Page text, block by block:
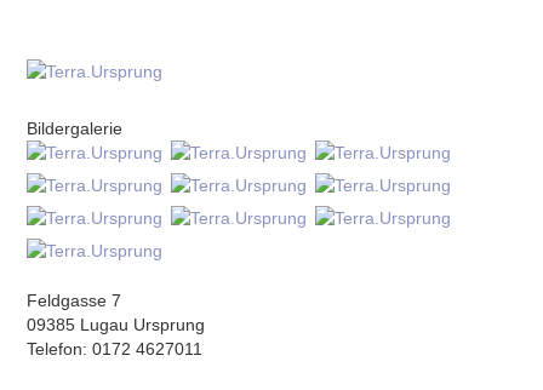
Bildergalerie
Feldgasse 7
09385 Lugau Ursprung
Telefon: 0172 4627011